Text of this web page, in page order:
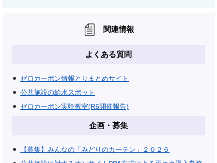
関連情報
よくある質問
ゼロカーボン情報とりまとめサイト
公共施設の給水スポット
ゼロカーボン実験教室(R6開催報告)
企画・募集
【募集】みんなの「みどりのカーテン」２０２６